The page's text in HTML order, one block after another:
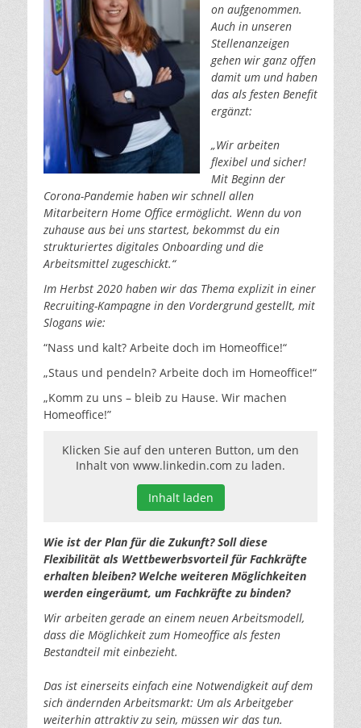
on aufgenommen.
Auch in unseren
Stellenanzeigen
gehen wir ganz offen
damit um und haben
das als festen Benefit
ergänzt:
„Wir arbeiten
flexibel und sicher!
Mit Beginn der
Corona-Pandemie haben wir schnell allen
Mitarbeitern Home Office ermöglicht. Wenn du von
zuhause aus bei uns startest, bekommst du ein
strukturiertes digitales Onboarding und die
Arbeitsmittel zugeschickt.“
Im Herbst 2020 haben wir das Thema explizit in einer
Recruiting-Kampagne in den Vordergrund gestellt, mit
Slogans wie:
“Nass und kalt? Arbeite doch im Homeoffice!“
„Staus und pendeln? Arbeite doch im Homeoffice!“
„Komm zu uns – bleib zu Hause. Wir machen
Homeoffice!”
Klicken Sie auf den unteren Button, um den
Inhalt von www.linkedin.com zu laden.
Inhalt laden
Wie ist der Plan für die Zukunft? Soll diese
Flexibilität als Wettbewerbsvorteil für Fachkräfte
erhalten bleiben? Welche weiteren Möglichkeiten
werden eingeräumt, um Fachkräfte zu binden?
Wir arbeiten gerade an einem neuen Arbeitsmodell,
dass die Möglichkeit zum Homeoffice als festen
Bestandteil mit einbezieht.
Das ist einerseits einfach eine Notwendigkeit auf dem
sich ändernden Arbeitsmarkt: Um als Arbeitgeber
weiterhin attraktiv zu sein, müssen wir das tun.